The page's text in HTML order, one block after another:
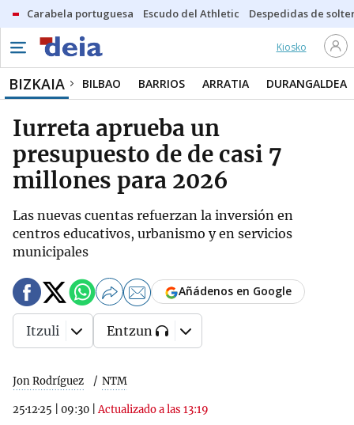
Carabela portuguesa Escudo del Athletic Despedidas de
Kiosko
BIZKAIA BILBAO BARRIOS ARRATIA DURANGALDEA
Iurreta aprueba un
presupuesto de de casi 7
millones para 2026
Las nuevas cuentas refuerzan la inversión en
centros educativos, urbanismo y en servicios
municipales
Jon Rodríguez NTM
25·12·25 09:30 |Actualizado a las 13:19
Añádenos en Google
Itzuli Entzun